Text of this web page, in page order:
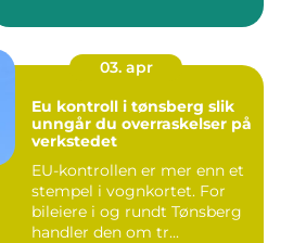
03. apr
Eu kontroll i tønsberg slik
unngår du overraskelser på
verkstedet
EU-kontrollen er mer enn et
stempel i vognkortet. For
bileiere i og rundt Tønsberg
handler den om tr...